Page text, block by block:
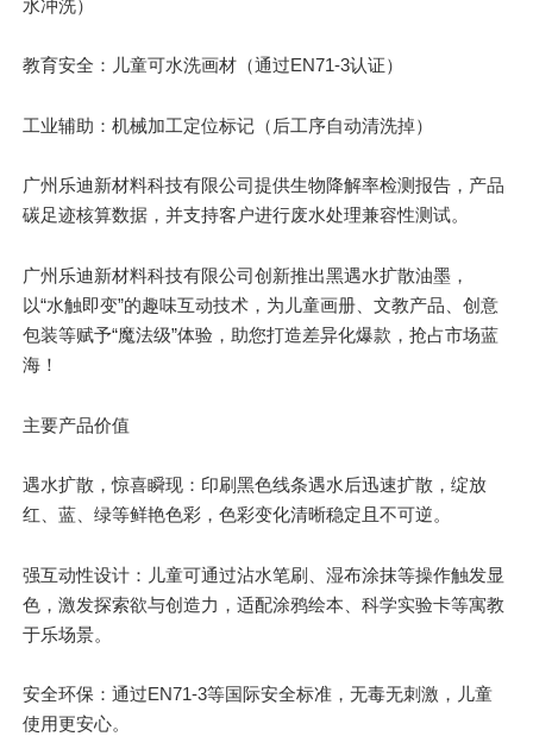
水冲洗）
教育安全：儿童可水洗画材（通过EN71-3认证）
工业辅助：机械加工定位标记（后工序自动清洗掉）
广州乐迪新材料科技有限公司提供生物降解率检测报告，产品
碳足迹核算数据，并支持客户进行废水处理兼容性测试。
广州乐迪新材料科技有限公司创新推出黑遇水扩散油墨，
以“水触即变”的趣味互动技术，为儿童画册、文教产品、创意
包装等赋予“魔法级”体验，助您打造差异化爆款，抢占市场蓝
海！
主要产品价值
遇水扩散，惊喜瞬现：印刷黑色线条遇水后迅速扩散，绽放
红、蓝、绿等鲜艳色彩，色彩变化清晰稳定且不可逆。
强互动性设计：儿童可通过沾水笔刷、湿布涂抹等操作触发显
色，激发探索欲与创造力，适配涂鸦绘本、科学实验卡等寓教
于乐场景。
安全环保：通过EN71-3等国际安全标准，无毒无刺激，儿童
使用更安心。